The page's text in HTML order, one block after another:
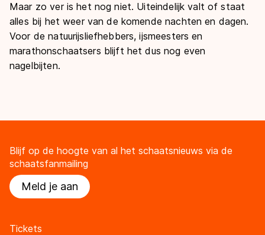
Maar zo ver is het nog niet. Uiteindelijk valt of staat
alles bij het weer van de komende nachten en dagen.
Voor de natuurijsliefhebbers, ijsmeesters en
marathonschaatsers blijft het dus nog even
nagelbijten.
Blijf op de hoogte van al het schaatsnieuws via de
schaatsfanmailing
Meld je aan
Tickets